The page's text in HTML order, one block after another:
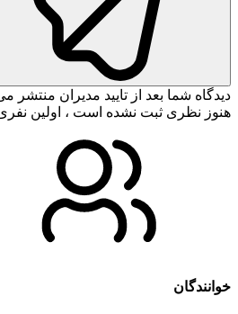
دیدگاه شما بعد از تایید مدیران منتشر
هنوز نظری ثبت نشده است ، اولین
خوانندگان